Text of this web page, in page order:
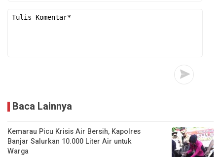
Baca Lainnya
Kemarau Picu Krisis Air Bersih, Kapolres
Banjar Salurkan 10.000 Liter Air untuk
Warga